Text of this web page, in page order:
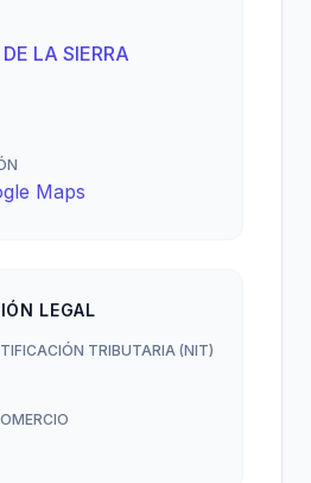
LA SIERRA
Maps
LEGAL
TRIBUTARIA (NIT)